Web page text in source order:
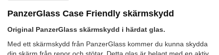
PanzerGlass Case Friendly skärmskydd
Original PanzerGlass skärmskydd i härdat glas.
Med ett skärmskydd från PanzerGlass kommer du kunna skydda
din skärm från repor och stötar. Detta glas är belagt med en aktiv